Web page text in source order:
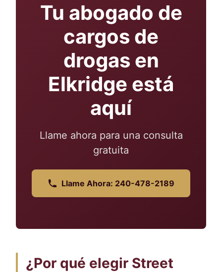
Tu abogado de
cargos de
drogas en
Elkridge está
aquí
Llame ahora para una consulta
gratuita
Llame Ahora: 240-478-2189
¿Por qué elegir Street